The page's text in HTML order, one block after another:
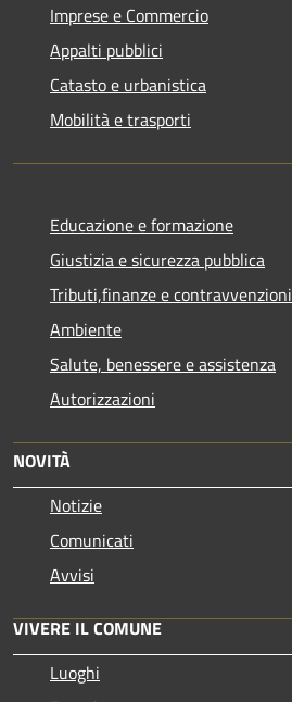
Imprese e Commercio
Appalti pubblici
Catasto e urbanistica
Mobilità e trasporti
Educazione e formazione
Giustizia e sicurezza pubblica
Tributi,finanze e contravvenzioni
Ambiente
Salute, benessere e assistenza
Autorizzazioni
NOVITÀ
Notizie
Comunicati
Avvisi
VIVERE IL COMUNE
Luoghi